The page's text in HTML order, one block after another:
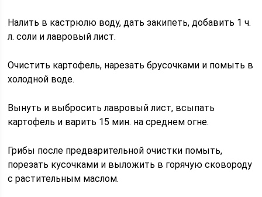
Налить в кастрюлю воду, дать закипеть, добавить 1 ч.
л. соли и лавровый лист.
Очистить картофель, нарезать брусочками и помыть в
холодной воде.
Вынуть и выбросить лавровый лист, всыпать
картофель и варить 15 мин. на среднем огне.
Грибы после предварительной очистки помыть,
порезать кусочками и выложить в горячую сковороду
с растительным маслом.